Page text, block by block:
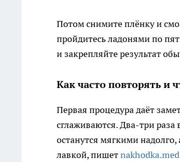
Потом снимите плёнку и
пройдитесь ладонями по
и закрепляйте результат
Как часто повторять и
Первая процедура даёт
сглаживаются. Два-три
останутся мягкими
лавкой, пишет